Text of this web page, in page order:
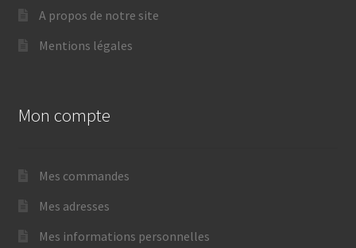
A propos de notre site
Mentions légales
Mon compte
Mes commandes
Mes adresses
Mes informations personnelles